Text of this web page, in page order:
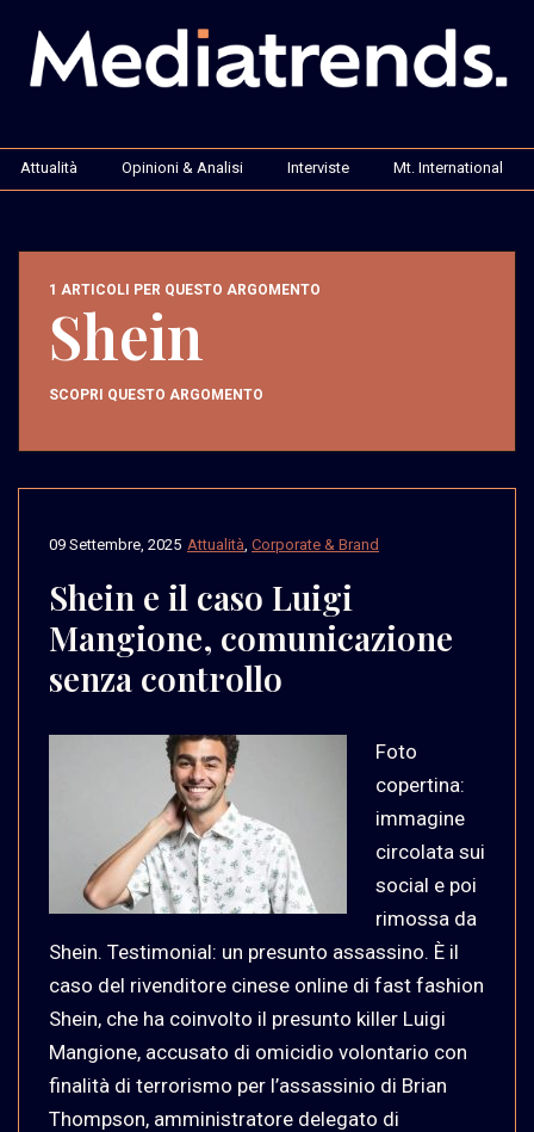
Attualità Opinioni & Analisi Interviste Mt. International
1 ARTICOLI PER QUESTO ARGOMENTO
Shein
SCOPRI QUESTO ARGOMENTO
Attualità Corporate & Brand
09 Settembre, 2025
Shein e il caso Luigi
Mangione, comunicazione
senza controllo
Foto
copertina:
immagine
circolata sui
social e poi
rimossa da
Shein. Testimonial: un presunto assassino. È il
caso del rivenditore cinese online di fast fashion
Shein, che ha coinvolto il presunto killer Luigi
Mangione, accusato di omicidio volontario con
finalità di terrorismo per l’assassinio di Brian
Thompson, amministratore delegato di